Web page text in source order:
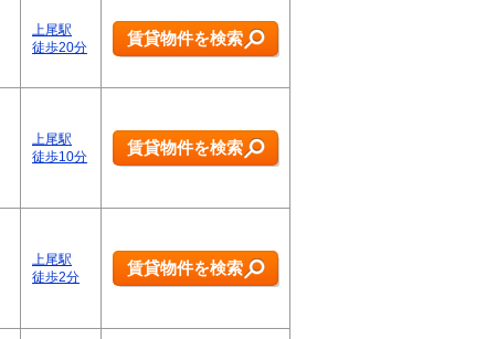
上尾駅
徒歩20分
賃貸物件を検索
上尾駅
徒歩10分
賃貸物件を検索
上尾駅
徒歩2分
賃貸物件を検索